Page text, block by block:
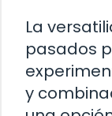
La
pasados
y